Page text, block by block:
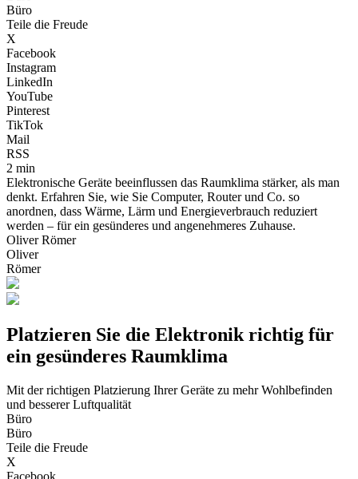
Büro
Teile die Freude
X
Facebook
Instagram
LinkedIn
YouTube
Pinterest
TikTok
Mail
RSS
2 min
Elektronische Geräte beeinflussen das Raumklima stärker, als man
denkt. Erfahren Sie, wie Sie Computer, Router und Co. so
anordnen, dass Wärme, Lärm und Energieverbrauch reduziert
werden – für ein gesünderes und angenehmeres Zuhause.
Oliver Römer
Oliver
Römer
Platzieren Sie die Elektronik richtig für
ein gesünderes Raumklima
Mit der richtigen Platzierung Ihrer Geräte zu mehr Wohlbefinden
und besserer Luftqualität
Büro
Büro
Teile die Freude
X
Facebook